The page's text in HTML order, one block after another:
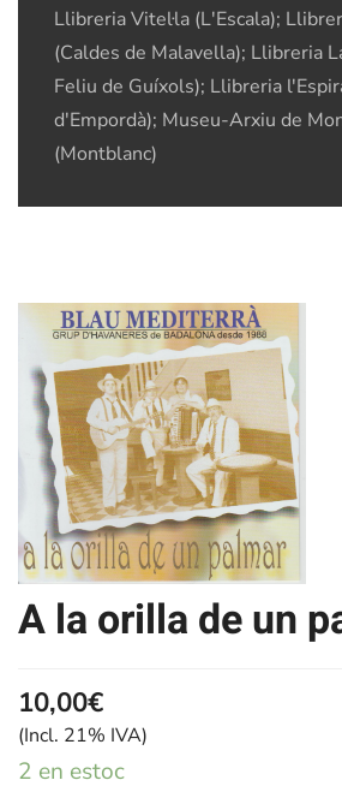
Llibreria Vitel·la (L'Escala);
(Caldes de Malavella); Llibreria
Feliu de Guíxols); Llibreria
d'Empordà); Museu-Arxiu de
(Montblanc)
A la orilla de un
10,00€
(Incl. 21% IVA)
2 en estoc